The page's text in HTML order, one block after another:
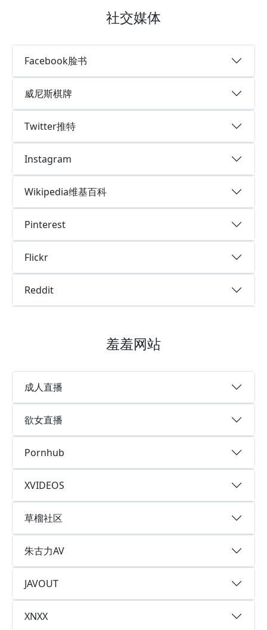
社交媒体
Facebook脸书
威尼斯棋牌
Twitter推特
Instagram
Wikipedia维基百科
Pinterest
Flickr
Reddit
羞羞网站
成人直播
欲女直播
Pornhub
XVIDEOS
草榴社区
朱古力AV
JAVOUT
XNXX